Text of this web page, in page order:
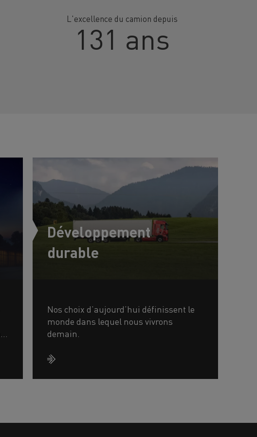
L'excellence du camion depuis
131 ans
Développement
durable
Nos choix d’aujourd’hui définissent le
monde dans lequel nous vivrons
demain.